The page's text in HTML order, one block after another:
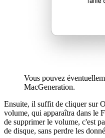
Vous pouvez
MacGeneration.
Ensuite, il suffit de cliquer sur
volume, qui apparaîtra dans le
de supprimer le volume, c'est
de disque, sans perdre les